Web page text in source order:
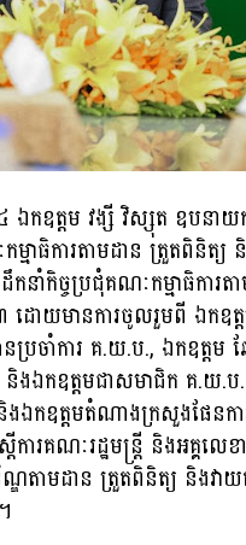
ឧត្តម វង្សី វិស្សុត ឧបនាយករ
មាធិការតាមដាន ត្រួតពិនិត្យ និ
ចប្រជុំគណៈកម្មាធិការតា
យមានការចូលរួមពី ឯកឧត្ត
ចាំការ គ.យ.ប., ឯកឧត្ដម ឆ
កឧត្ដមជាសមាជិក គ.យ.ប. ម
ងឯកឧត្ដមតំណាងក្រសួងផែន
រគណៈរដ្ឋមន្រ្ដី និងអគ្គលេ
តាមដាន ត្រួតពិនិត្យ និងវាយ